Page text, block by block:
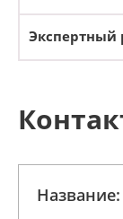
Экспертный
Название: